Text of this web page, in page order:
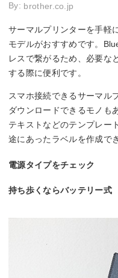
By: brother.co.jp
サーマルプリンターを手軽
モデルがおすすめです。
レスで繋がるため、必要な
する際に便利です。
スマホ接続できるサーマル
ダウンロードできるモノも
テキストなどのテンプレー
途にあったラベルを作成で
電源タイプをチェック
持ち歩くならバッテリー式